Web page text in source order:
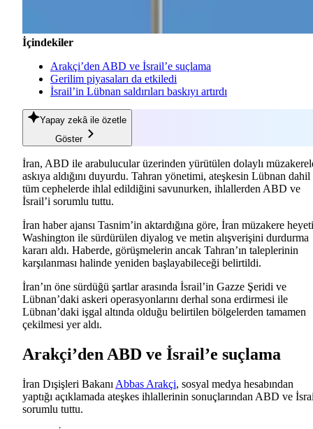
İçindekiler
Arakçi’den ABD ve İsrail’e suçlama
Gerilim piyasaları da etkiledi
İsrail’in Lübnan saldırıları baskıyı artırdı
Yapay zekâ ile özetle
Göster
İran, ABD ile arabulucular üzerinden yürütülen dolaylı
askıya aldığını duyurdu. Tahran yönetimi, ateşkesin Lübnan dahil
tüm cephelerde ihlal edildiğini savunurken, ihlallerden ABD ve
İsrail’i sorumlu tuttu.
İran haber ajansı Tasnim’in aktardığına göre, İran müzakere heyeti
Washington ile sürdürülen diyalog ve metin alışverişini durdurma
kararı aldı. Haberde, görüşmelerin ancak Tahran’ın taleplerinin
karşılanması halinde yeniden başlayabileceği belirtildi.
İran’ın öne sürdüğü şartlar arasında İsrail’in Gazze Şeridi ve
Lübnan’daki askeri operasyonlarını derhal sona erdirmesi ile
Lübnan’daki işgal altında olduğu belirtilen bölgelerden tamamen
çekilmesi yer aldı.
Arakçi’den ABD ve İsrail’e suçlama
İran Dışişleri Bakanı Abbas Arakçi, sosyal medya hesabından
yaptığı açıklamada ateşkes ihlallerinin sonuçlarından ABD ve
sorumlu tuttu.